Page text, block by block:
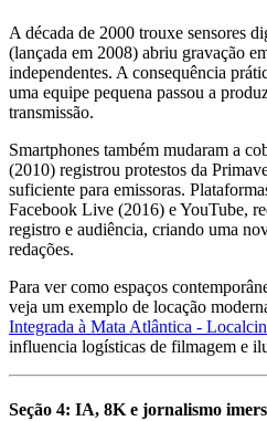
A década de 2000 trouxe sensores
(lançada em 2008) abriu gravação
independentes. A consequência
uma equipe pequena passou a
transmissão.
Smartphones também mudaram a
(2010) registrou protestos da
suficiente para emissoras.
Facebook Live (2016) e YouTube,
registro e audiência, criando uma
redações.
Para ver como espaços
veja um exemplo de locação
Integrada à Mata Atlântica -
influencia logísticas de filmagem e
Seção 4: IA, 8K e jornalismo